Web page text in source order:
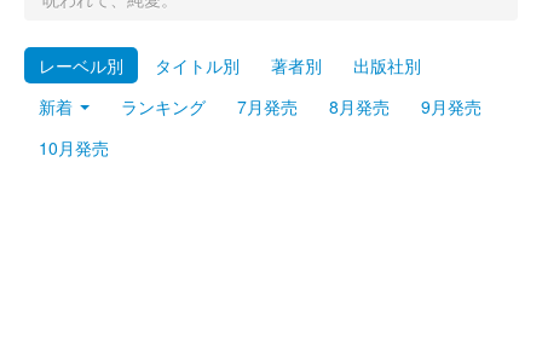
Myシェルフ
プレミアム
レーベル別 タイトル別 著者別
出版社別
新着
ランキング 7月発売 8月発売
9月発売
10月発売